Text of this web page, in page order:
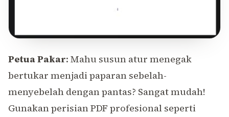
Petua Pakar: Mahu susun atur menegak
bertukar menjadi paparan sebelah-
menyebelah dengan pantas? Sangat mudah!
Gunakan perisian PDF profesional seperti